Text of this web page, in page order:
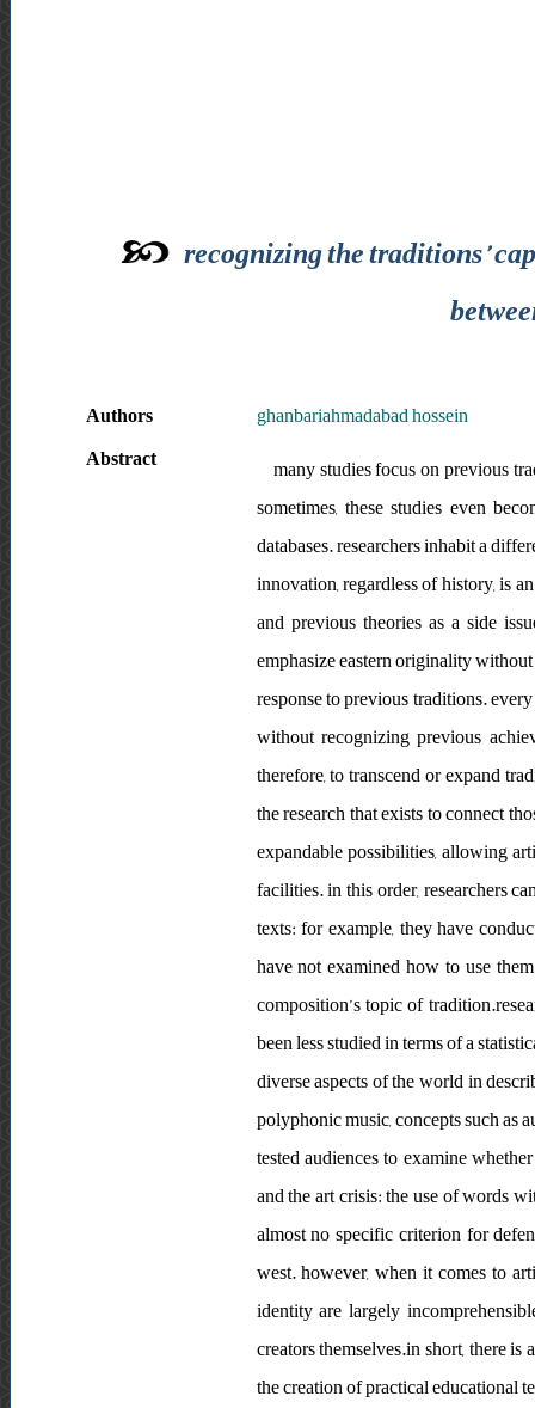
recognizing the traditions’
Authors
ghanbariahmadabad hossein
Abstract
many studies focus on previous
sometimes, these studies even
databases. researchers inhabit a
innovation, regardless of history, is
and previous theories as a side
emphasize eastern originality
response to previous traditions.
without recognizing previous
therefore, to transcend or expand
the research that exists to connect
expandable possibilities, allowing
facilities. in this order, researchers
texts: for example, they have
have not examined how to use
composition’s topic of
been less studied in terms of a
diverse aspects of the world in
polyphonic music, concepts such as
tested audiences to examine
and the art crisis: the use of words
almost no specific criterion for
west. however, when it comes to
identity are largely
creators themselves.in short, there
the creation of practical educational